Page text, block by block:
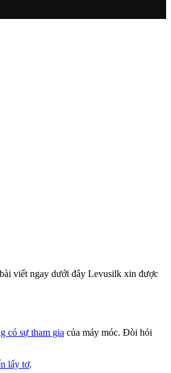
viết ngay dưới đây Levusilk xin được
có sự tham gia của máy móc. Đòi hỏi
lấy tơ.